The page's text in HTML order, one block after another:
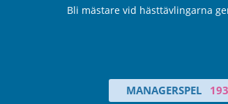
Bli mästare vid hästtävlingarna
MANAGERSPEL 193